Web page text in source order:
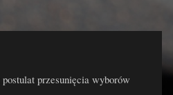
przesunięcia wyborów